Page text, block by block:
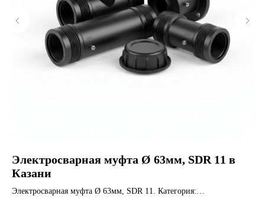
Электросварная муфта Ø 63мм, SDR 11 в
Казани
Электросварная муфта Ø 63мм, SDR 11. Категория: